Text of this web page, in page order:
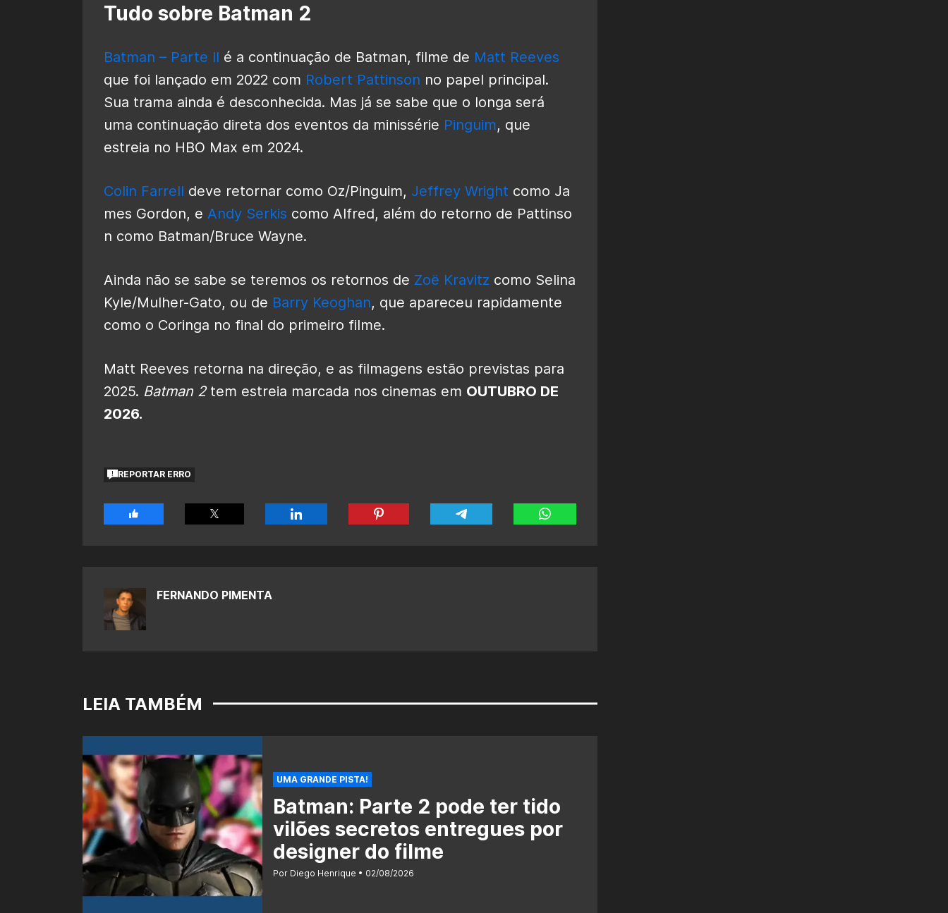
Tudo sobre Batman 2
Batman – Parte II é a continuação de Batman, filme de Matt Reeves
que foi lançado em 2022 com Robert Pattinson no papel principal.
Sua trama ainda é desconhecida. Mas já se sabe que o longa será
uma continuação direta dos eventos da minissérie Pinguim, que
estreia no HBO Max em 2024.
Colin Farrell deve retornar como Oz/Pinguim, Jeffrey Wright como Ja
mes Gordon, e Andy Serkis como Alfred, além do retorno de Pattinso
n como Batman/Bruce Wayne.
Ainda não se sabe se teremos os retornos de Zoë Kravitz como Selina
Kyle/Mulher-Gato, ou de Barry Keoghan, que apareceu rapidamente
como o Coringa no final do primeiro filme.
Matt Reeves retorna na direção, e as filmagens estão previstas para
2025. Batman 2tem estreia marcada nos cinemas em OUTUBRO DE
2026.
REPORTAR ERRO
FERNANDO PIMENTA
LEIA TAMBÉM
UMA GRANDE PISTA!
Batman: Parte 2 pode ter tido
vilões secretos entregues por
designer do filme
Por Diego Henrique 02/08/2026